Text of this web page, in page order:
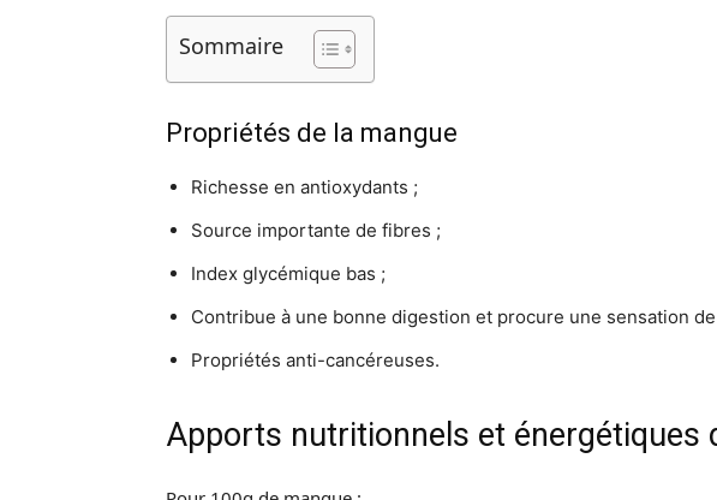
Sommaire
Propriétés de la mangue
Richesse en antioxydants ;
Source importante de fibres ;
Index glycémique bas ;
Contribue à une bonne digestion et procure une sensation
Propriétés anti-cancéreuses.
Apports nutritionnels et énergétiques